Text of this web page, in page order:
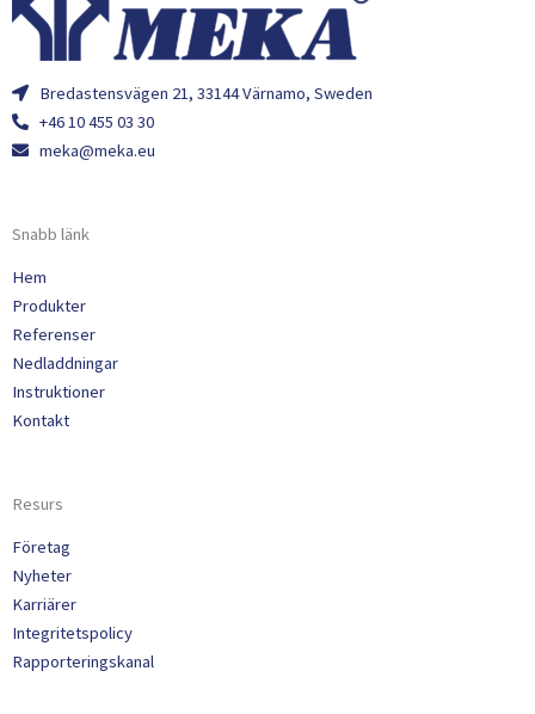
Bredastensvägen 21, 33144 Värnamo, Sweden
+46 10 455 03 30
meka@meka.eu
Snabb länk
Hem
Produkter
Referenser
Nedladdningar
Instruktioner
Kontakt
Resurs
Företag
Nyheter
Karriärer
Integritetspolicy
Rapporteringskanal